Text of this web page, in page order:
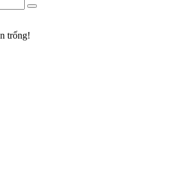
trống!